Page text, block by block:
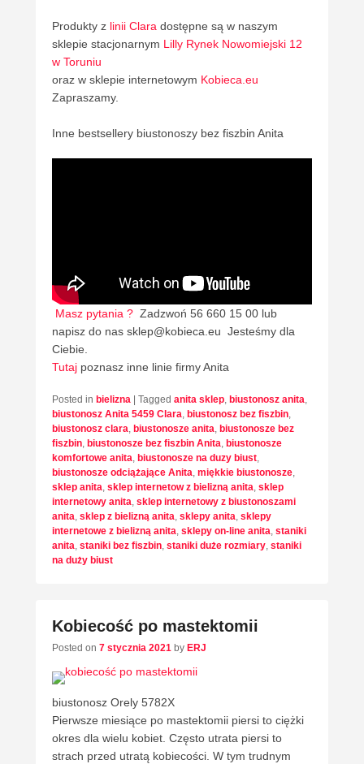
Produkty z linii Clara dostępne są w naszym
sklepie stacjonarnym Lilly Rynek Nowomiejski 12
w Toruniu
oraz w sklepie internetowym Kobieca.eu
Zapraszamy.
Inne bestsellery biustonoszy bez fiszbin Anita
Masz pytania ? Zadzwoń 56 660 15 00 lub
napisz do nas sklep@kobieca.eu Jesteśmy dla
Ciebie.
Tutaj poznasz inne linie firmy Anita
Posted in bielizna Tagged anita sklep, biustonosz anita,
biustonosz Anita 5459 Clara, biustonosz bez fiszbin,
biustonosz clara, biustonosze anita, biustonosze bez
fiszbin, biustonosze bez fiszbin Anita, biustonosze
komfortowe anita, biustonosze na duzy biust,
biustonosze odciążające Anita, miękkie biustonosze,
sklep anita, sklep internetow z bielizną anita, sklep
internetowy anita, sklep internetowy z biustonoszami
anita, sklep z bielizną anita, sklepy anita, sklepy
internetowe z bielizną anita, sklepy on-line anita, staniki
anita, staniki bez fiszbin, staniki duże rozmiary, staniki
na duży biust
Kobiecość po mastektomii
Posted on 7 stycznia 2021 by ERJ
biustonosz Orely 5782X
Pierwsze miesiące po mastektomii piersi to ciężki
okres dla wielu kobiet. Często utrata piersi to
strach przed utratą kobiecości. W tym trudnym